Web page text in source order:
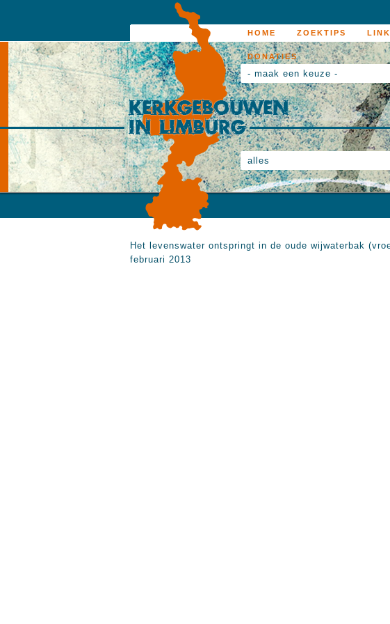
HOME ZOEKTIPS
DONATIES
- maak een keuze -
alles
Het levenswater ontspringt in de oude wijwaterbak
februari 2013